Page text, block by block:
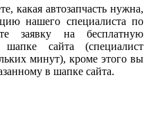
какая автозапчасть нужна,
нашего специалиста по
заявку на бесплатную
сайта (специалист
минут), кроме этого вы
в шапке сайта.